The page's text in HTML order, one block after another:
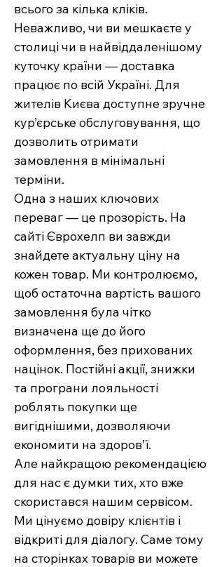
всього за кілька кліків.
Неважливо, чи ви мешкаєте у
столиці чи в найвіддаленішому
куточку країни — доставка
працює по всій Україні. Для
жителів Києва доступне зручне
кур’єрське обслуговування, що
дозволить отримати
замовлення в мінімальні
терміни.
Одна з наших ключових
переваг — це прозорість. На
сайті Єврохелп ви завжди
знайдете актуальну ціну на
кожен товар. Ми контролюємо,
щоб остаточна вартість вашого
замовлення була чітко
визначена ще до його
оформлення, без прихованих
націнок. Постійні акції, знижки
та програни лояльності
роблять покупки ще
вигіднішими, дозволяючи
економити на здоров’ї.
Але найкращою рекомендацією
для нас є думки тих, хто вже
скористався нашим сервісом.
Ми цінуємо довіру клієнтів і
відкриті для діалогу. Саме тому
на сторінках товарів ви можете